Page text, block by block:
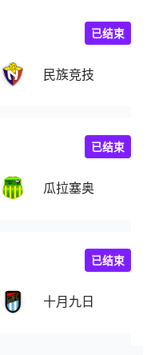
民族竞技
已结束
瓜拉塞奥
已结束
十月九日
已结束